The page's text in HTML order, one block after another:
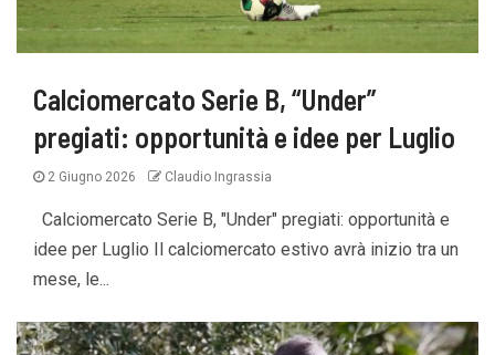
Calciomercato Serie B, “Under”
pregiati: opportunità e idee per Luglio
2 Giugno 2026 Claudio Ingrassia
Calciomercato Serie B, "Under" pregiati: opportunità e
idee per Luglio Il calciomercato estivo avrà inizio tra un
mese, le...